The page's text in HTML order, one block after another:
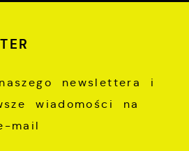
newslettera i
wiadomości na
mail